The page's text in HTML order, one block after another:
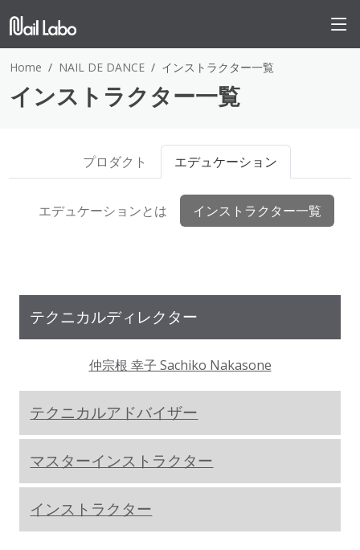
Home NAIL DE DANCE インストラクター一覧
インストラクター一覧
プロダクト エデュケーション
エデュケーションとは インストラクター一覧
テクニカルディレクター
仲宗根 幸子 Sachiko Nakasone
テクニカルアドバイザー
マスターインストラクター
インストラクター